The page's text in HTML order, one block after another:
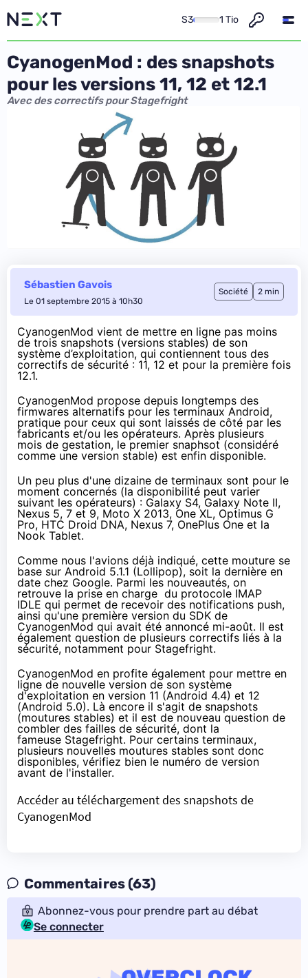
S3 1 Tio
CyanogenMod : des snapshots
pour les versions 11, 12 et 12.1
Avec des correctifs pour Stagefright
Sébastien Gavois
Le 01 septembre 2015 à 10h30
Société 2 min
CyanogenMod vient de mettre en ligne pas moins
de trois snapshots (versions stables) de son
système d’exploitation, qui contiennent tous des
correctifs de sécurité : 11, 12 et pour la première fois
12.1.
CyanogenMod propose depuis longtemps des
firmwares alternatifs pour les terminaux Android,
pratique pour ceux qui sont laissés de côté par les
fabricants et/ou les opérateurs. Après plusieurs
mois de gestation, le premier snaphsot (considéré
comme une version stable) est enfin disponible.
Un peu plus d'une dizaine de terminaux sont pour le
moment concernés (la disponibilité peut varier
suivant les opérateurs) : Galaxy S4, Galaxy Note II,
Nexus 5, 7 et 9, Moto X 2013, One XL, Optimus G
Pro, HTC Droid DNA, Nexus 7, OnePlus One et la
Nook Tablet.
Comme nous l'avions déjà indiqué, cette mouture se
base sur Android 5.1.1 (Lollipop), soit la dernière en
date chez Google. Parmi les nouveautés, on
retrouve la prise en charge du protocole IMAP
IDLE qui permet de recevoir des notifications push,
ainsi qu'une première version du SDK de
CyanogenMod qui avait été annoncé mi-août. Il est
également question de plusieurs correctifs liés à la
sécurité, notamment pour Stagefright.
CyanogenMod en profite également pour mettre en
ligne de nouvelle version de son système
d'exploitation en version 11 (Android 4.4) et 12
(Android 5.0). Là encore il s'agit de snapshots
(moutures stables) et il est de nouveau question de
combler des failles de sécurité, dont la
fameuse Stagefright. Pour certains terminaux,
plusieurs nouvelles moutures stables sont donc
disponibles, vérifiez bien le numéro de version
avant de l'installer.
Accéder au téléchargement des snapshots de
CyanogenMod
Commentaires (63)
Abonnez-vous pour prendre part au débat
Se connecter